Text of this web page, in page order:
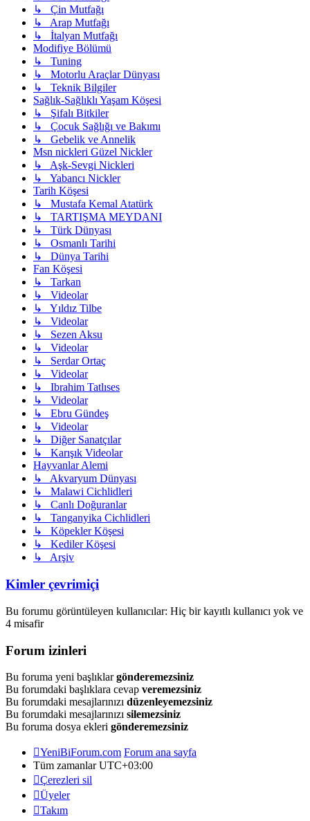
↳ Çin Mutfağı
↳ Arap Mutfağı
↳ İtalyan Mutfağı
Modifiye Bölümü
↳ Tuning
↳ Motorlu Araçlar Dünyası
↳ Teknik Bilgiler
Sağlık-Sağlıklı Yaşam Köşesi
↳ Şifalı Bitkiler
↳ Çocuk Sağlığı ve Bakımı
↳ Gebelik ve Annelik
Msn nickleri Güzel Nickler
↳ Aşk-Sevgi Nickleri
↳ Yabancı Nickler
Tarih Köşesi
↳ Mustafa Kemal Atatürk
↳ TARTIŞMA MEYDANI
↳ Türk Dünyası
↳ Osmanlı Tarihi
↳ Dünya Tarihi
Fan Köşesi
↳ Tarkan
↳ Videolar
↳ Yıldız Tilbe
↳ Videolar
↳ Sezen Aksu
↳ Videolar
↳ Serdar Ortaç
↳ Videolar
↳ Ibrahim Tatlıses
↳ Videolar
↳ Ebru Gündeş
↳ Videolar
↳ Diğer Sanatçılar
↳ Karışık Videolar
Hayvanlar Alemi
↳ Akvaryum Dünyası
↳ Malawi Cichlidleri
↳ Canlı Doğuranlar
↳ Tanganyika Cichlidleri
↳ Köpekler Köşesi
↳ Kediler Köşesi
↳ Arşiv
Kimler çevrimiçi
Bu forumu görüntüleyen kullanıcılar: Hiç bir kayıtlı kullanıcı yok ve
4 misafir
Forum izinleri
Bu foruma yeni başlıklargönderemezsiniz
Bu forumdaki başlıklara cevap veremezsiniz
Bu forumdaki mesajlarınızı düzenleyemezsiniz
Bu forumdaki mesajlarınızı silemezsiniz
Bu foruma dosya ekleri gönderemezsiniz
YeniBiForum.com Forum ana sayfa
Tüm zamanlarUTC+03:00
Çerezleri sil
Üyeler
Takım